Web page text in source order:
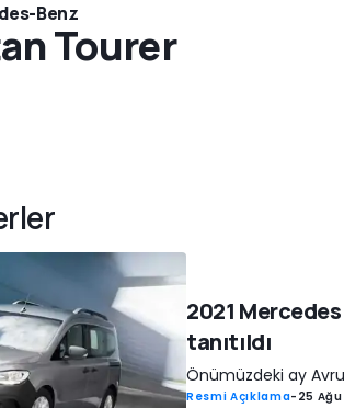
Benz
Tourer
2021
tanıtıldı
Önümüzdeki ay
Resmi Açıklama- 25